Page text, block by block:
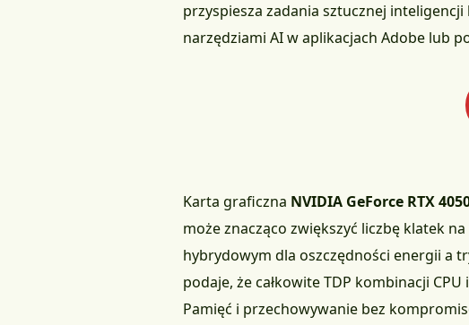
przyspiesza zadania sztucznej
narzędziami AI w aplikacjach Adobe lub
Karta graficzna NVIDIA GeForce RTX
może znacząco zwiększyć liczbę klatek
hybrydowym dla oszczędności energii a
podaje, że całkowite TDP kombinacji CPU
Pamięć i przechowywanie bez